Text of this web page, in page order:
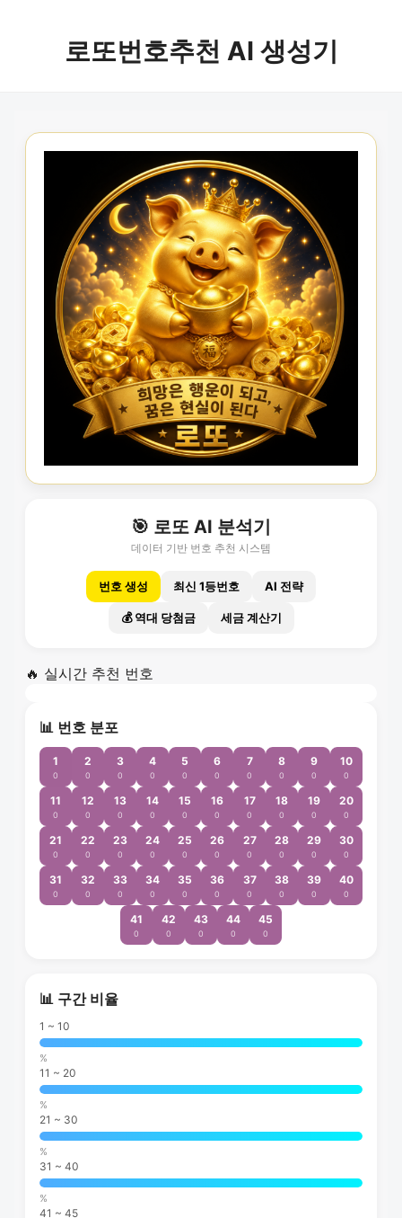
로또번호추천 AI 생성기
🎯 로또 AI 분석기
데이터 기반 번호 추천 시스템
번호 생성 최신 1등번호 AI 전략
💰 역대 당첨금 세금 계산기
🔥 실시간 추천 번호
📊 번호 분포
1
0
2
0
3
0
4
0
5
0
6
0
7
0
8
0
9
0
10
0
11
0
12
0
13
0
14
0
15
0
16
0
17
0
18
0
19
0
20
0
21
0
22
0
23
0
24
0
25
0
26
0
27
0
28
0
29
0
30
0
31
0
32
0
33
0
34
0
35
0
36
0
37
0
38
0
39
0
40
0
41
0
42
0
43
0
44
0
45
0
📊 구간 비율
1 ~ 10
%
11 ~ 20
%
21 ~ 30
%
31 ~ 40
%
41 ~ 45